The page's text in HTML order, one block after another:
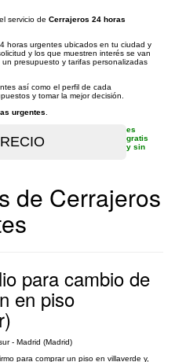
servicio de Cerrajeros 24 horas
horas urgentes ubicados en tu ciudad y
y los que muestren interés se van
presupuesto y tarifas personalizadas
así como el perfil de cada
y tomar la mejor decisión.
urgentes
es
gratis
y sin
de Cerrajeros
para cambio de
en piso
- Madrid (Madrid)
para comprar un piso en villaverde y,